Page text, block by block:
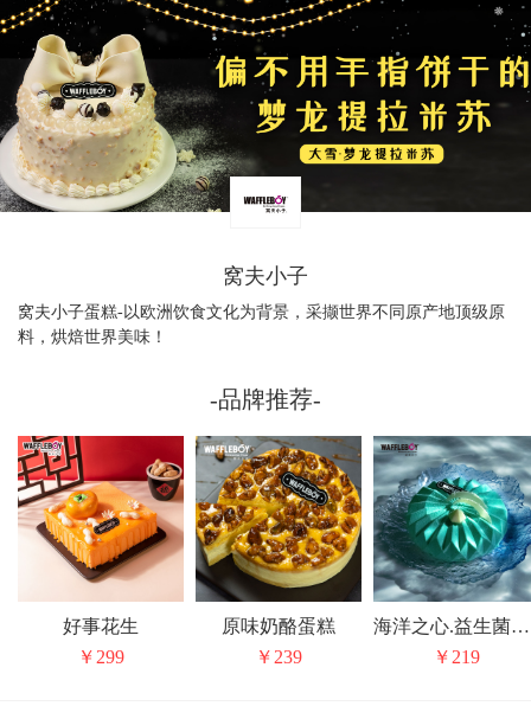
窝夫小子
窝夫小子蛋糕-以欧洲饮食文化为背景，采撷世界不同原产地顶级原
料，烘焙世界美味！
-品牌推荐-
好事花生
￥299
原味奶酪蛋糕
￥239
海洋之心.益生菌牛油果蛋糕
￥219